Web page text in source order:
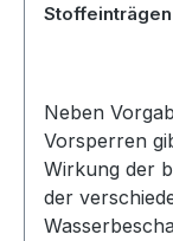
Neben
Vorsperren
Wirkung der
der